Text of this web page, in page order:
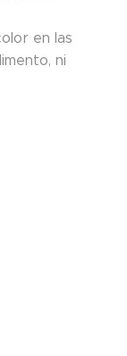
en las
ni